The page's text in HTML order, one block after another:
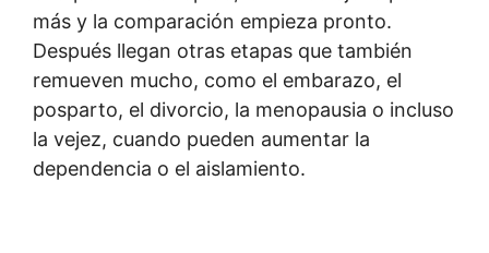
más y la comparación empieza pronto.
Después llegan otras etapas que también
remueven mucho, como el embarazo, el
posparto, el divorcio, la menopausia o incluso
la vejez, cuando pueden aumentar la
dependencia o el aislamiento.